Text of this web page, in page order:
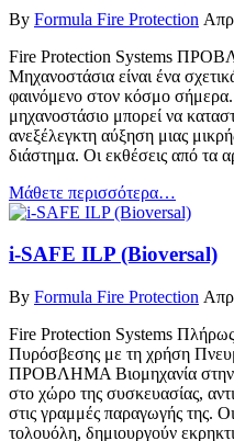
By Formula Fire Protection
Fire Protection Systems
Μηχανοστάσια είναι ένα
φαινόμενο στον κόσμο
μηχανοστάσιο μπορεί να
ανεξέλεγκτη αύξηση μιας
διάστημα. Οι εκθέσεις από τα
Μάθετε περισσότερα…
i-SAFE ILP (Bioversal)
By Formula Fire Protection
Fire Protection Systems
Πυρόσβεσης με τη χρήση
ΠΡΟΒΛΗΜΑ Βιομηχανία στην
στο χώρο της συσκευασίας,
στις γραμμές παραγωγής της.
τολουόλη, δημιουργούν